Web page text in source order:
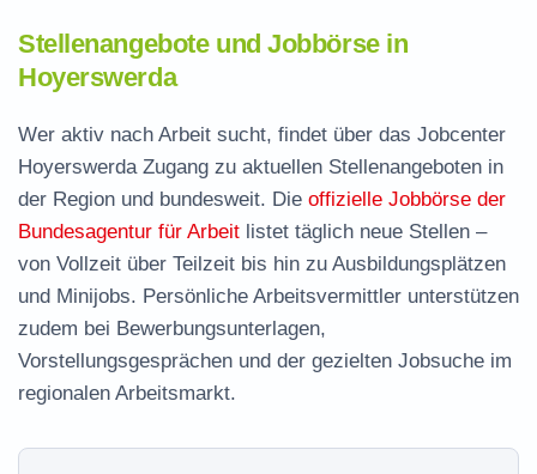
Stellenangebote und Jobbörse in
Hoyerswerda
Wer aktiv nach Arbeit sucht, findet über das Jobcenter
Hoyerswerda Zugang zu aktuellen Stellenangeboten in
der Region und bundesweit. Die offizielle Jobbörse der
Bundesagentur für Arbeit listet täglich neue Stellen –
von Vollzeit über Teilzeit bis hin zu Ausbildungsplätzen
und Minijobs. Persönliche Arbeitsvermittler unterstützen
zudem bei Bewerbungsunterlagen,
Vorstellungsgesprächen und der gezielten Jobsuche im
regionalen Arbeitsmarkt.